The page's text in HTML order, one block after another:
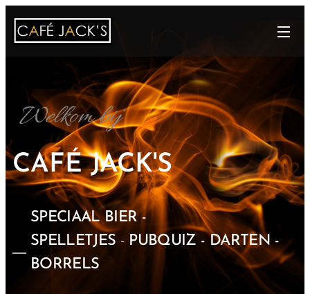
Welkom bij
CAFÉ JACK'S
SPECIAAL BIER -
SPELLETJES - PUBQUIZ -DARTEN -
BORRELS